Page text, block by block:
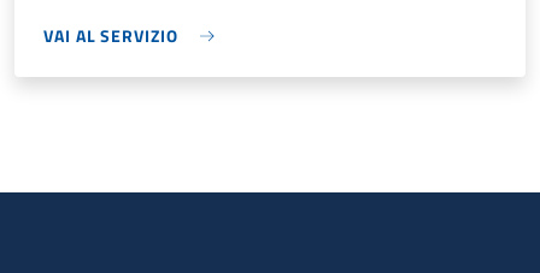
VAI AL SERVIZIO